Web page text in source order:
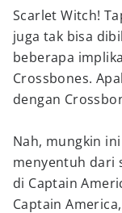
Scarlet Witch!
juga tak bisa
beberapa
Crossbones.
dengan
Nah, mungkin
menyentuh dari
di Captain
Captain